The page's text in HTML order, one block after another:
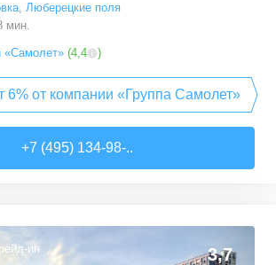
, Люберецкие поля
мин.
«Самолет» (4,4 )
6% от компании «Группа Самолет»
+7 (495) 134-98-..
ин 3,7